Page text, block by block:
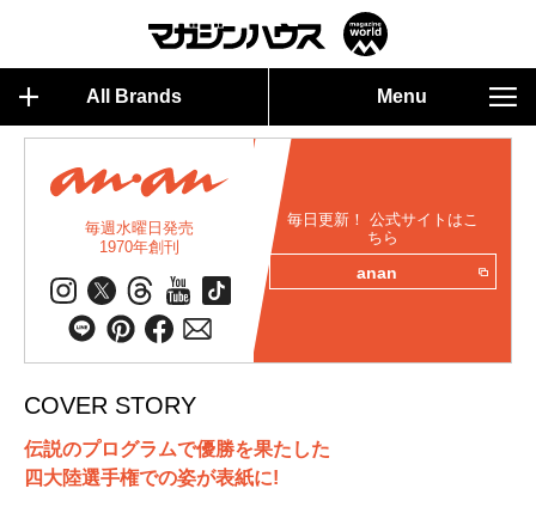
All Brands Menu
毎週水曜日発売
1970年創刊
毎日更新！ 公式サイトはこ
ちら
anan
COVER STORY
伝説のプログラムで優勝を果たした
四大陸選手権での姿が表紙に!